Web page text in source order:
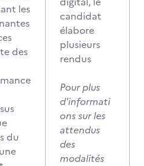
les
des
du
candidat
élabore
plusieurs
rendus
Pour plus
d'informati
ons sur les
attendus
des
modalités